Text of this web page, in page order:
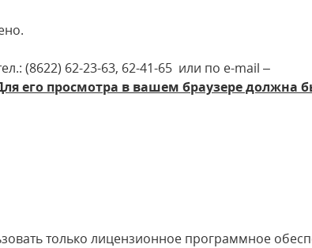
(8622) 62-23-63, 62-41-65 или по e-mail –
его просмотра в вашем браузере должна
только лицензионное программное